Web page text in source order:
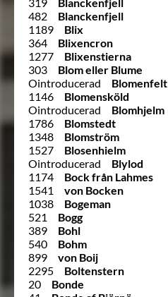
482
Blanckenfjell
1189
Blix
364
Blixencron
1277
Blixenstierna
303
Blom eller Blume
Ointroducerad
Blomenfelt
1146
Blomensköld
Ointroducerad
Blomhjelm
1786
Blomstedt
1348
Blomström
1527
Blosenhielm
Ointroducerad
Blylod
1174
Bock från Lahmes
1541
von Bocken
1038
Bogeman
521
Bogg
389
Bohl
540
Bohm
899
von Boij
2295
Boltenstern
20
Bonde